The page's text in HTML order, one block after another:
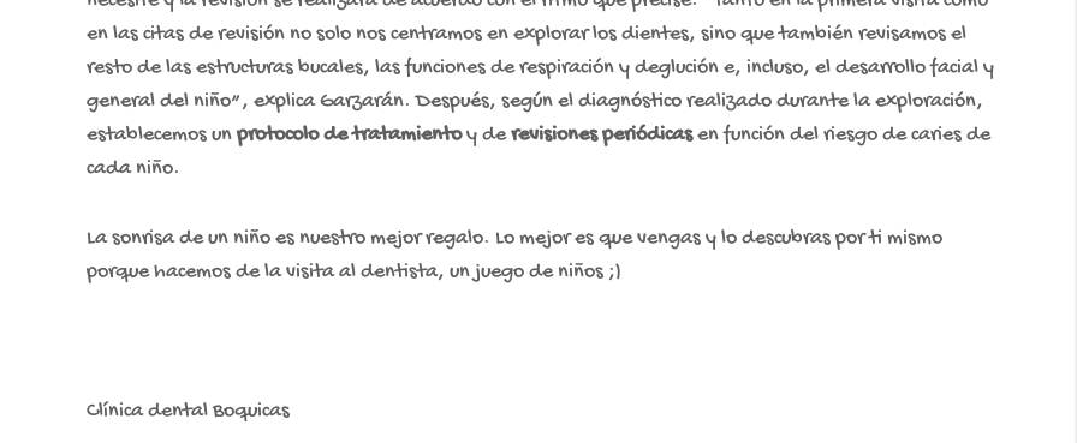
en las citas de revisión no solo nos centramos en explorar los dientes, sino que también revisamos el
resto de las estructuras bucales, las funciones de respiración y deglución e, incluso, el desarrollo facial y
general del niño”, explica Garzarán. Después, según el diagnóstico realizado durante la exploración,
establecemos unprotocolo de tratamientoy derevisiones periódicasen función del riesgo de caries de
cada niño.
La sonrisa de un niño es nuestro mejor regalo. Lo mejor es que vengas y lo descubras por ti mismo
porque hacemos de la visita al dentista, un juego de niños ;)
Clínica dental Boquicas